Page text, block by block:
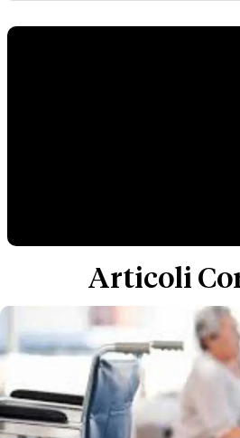
Articoli